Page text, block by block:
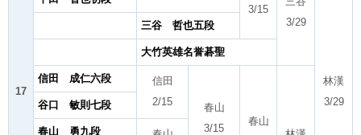
17
3/15
3/29
林漢
3/29
三谷 哲也五段
大竹英雄名誉碁聖
信田 成仁六段
信田
2/15
春山
3/15
春山
谷口 敏則七段
春山 勇九段